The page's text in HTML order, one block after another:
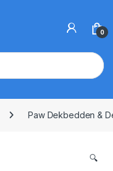
0
Paw Dekbedden &
🔍